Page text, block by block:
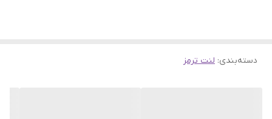
دسته‌بندی: لنت ترمز